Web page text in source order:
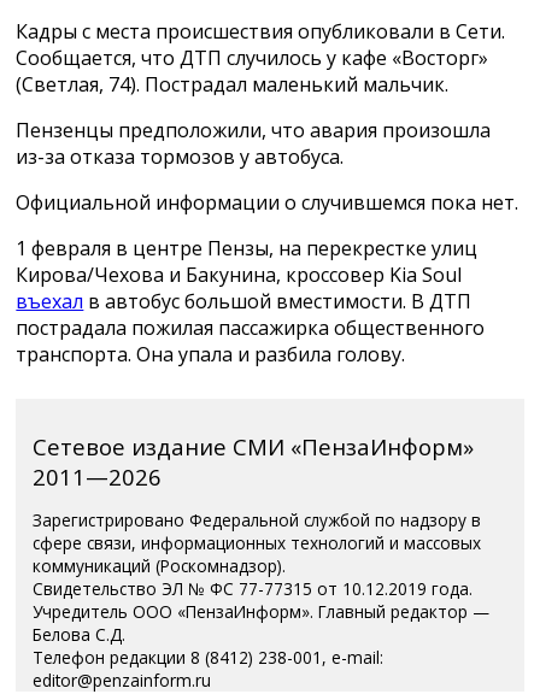
Кадры с места происшествия опубликовали в Сети.
Сообщается, что ДТП случилось у кафе «Восторг»
(Светлая, 74). Пострадал маленький мальчик.
Пензенцы предположили, что авария произошла
из-за отказа тормозов у автобуса.
Официальной информации о случившемся пока нет.
1 февраля в центре Пензы, на перекрестке улиц
Кирова/Чехова и Бакунина, кроссовер Kia Soul
въехал в автобус большой вместимости. В ДТП
пострадала пожилая пассажирка общественного
транспорта. Она упала и разбила голову.
Сетевое издание СМИ «ПензаИнформ»
2011—2026
Зарегистрировано Федеральной службой по надзору в
сфере связи, информационных технологий и массовых
коммуникаций (Роскомнадзор).
Свидетельство ЭЛ № ФС 77-77315 от 10.12.2019 года.
Учредитель ООО «ПензаИнформ». Главный редактор —
Белова С.Д.
Телефон редакции 8 (8412) 238-001, e-mail:
editor@penzainform.ru